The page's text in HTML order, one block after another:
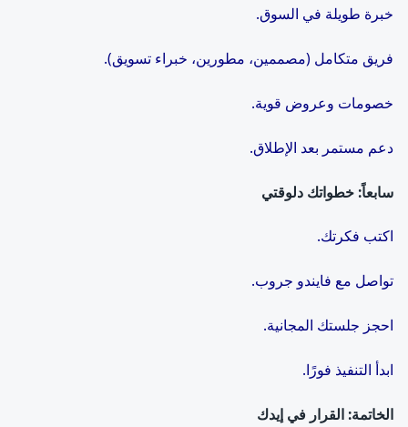
خبرة طويلة في السوق.
فريق متكامل (مصممين، مطورين، خبراء تسويق).
خصومات وعروض قوية.
دعم مستمر بعد الإطلاق.
سابعاً: خطواتك دلوقتي
اكتب فكرتك.
تواصل مع فايندو جروب.
احجز جلستك المجانية.
ابدأ التنفيذ فورًا.
الخاتمة: القرار في إيدك